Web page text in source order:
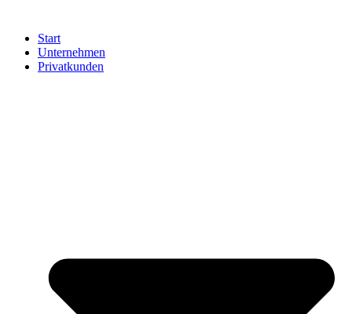
Start
Unternehmen
Privatkunden